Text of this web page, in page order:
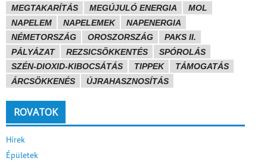
MEGTAKARÍTÁS
MEGÚJULÓ ENERGIA
MOL
NAPELEM
NAPELEMEK
NAPENERGIA
NÉMETORSZÁG
OROSZORSZÁG
PAKS II.
PÁLYÁZAT
REZSICSÖKKENTÉS
SPÓROLÁS
SZÉN-DIOXID-KIBOCSÁTÁS
TIPPEK
TÁMOGATÁS
ÁRCSÖKKENÉS
ÚJRAHASZNOSÍTÁS
ROVATOK
Hírek
Épületek